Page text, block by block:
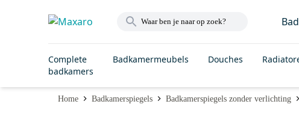
Complete
badkamers
Badkamermeubels Douches
Home Badkamerspiegels Badkamerspiegels zonder verlichting